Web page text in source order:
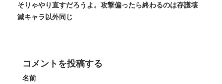
そりゃやり直すだろうよ。攻撃偏ったら終わるのは存護壊
滅キャラ以外同じ
コメントを投稿する
名前